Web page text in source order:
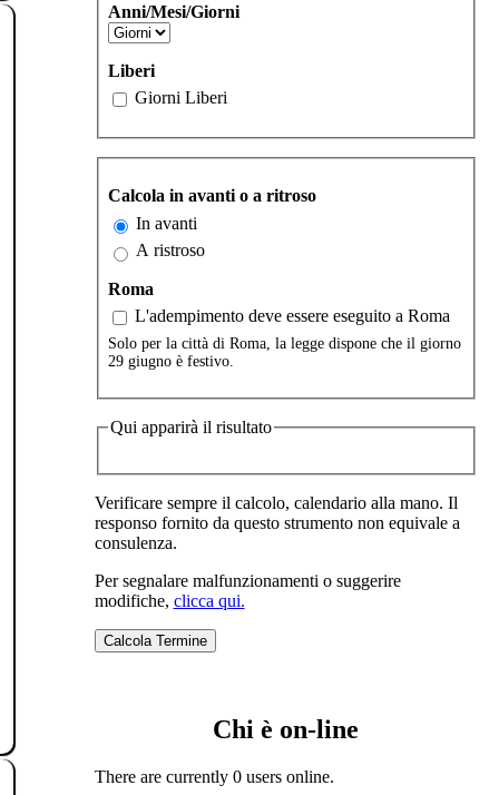
Anni/Mesi/Giorni
Liberi
Giorni Liberi
Calcola in avanti o a ritroso
In avanti
A ristroso
Roma
L'adempimento deve essere eseguito a Roma
Solo per la città di Roma, la legge dispone che il giorno
29 giugno è festivo.
Qui apparirà il risultato
Verificare sempre il calcolo, calendario alla mano. Il
responso fornito da questo strumento non equivale a
consulenza.
Per segnalare malfunzionamenti o suggerire
modifiche, clicca qui.
Chi è on-line
There are currently 0 users online.